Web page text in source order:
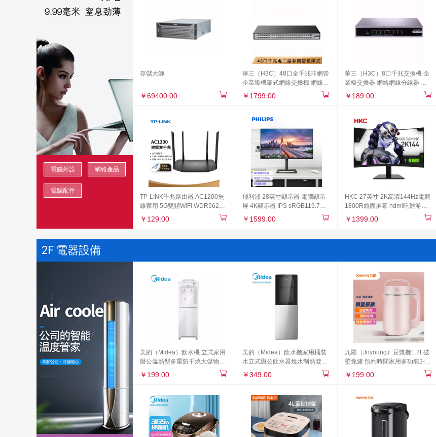
電腦外設 網絡產品
電腦配件
存儲大師
￥69400.00
華三（H3C）48口全千兆非網管
企業級機架式網絡交換機 網線分
線器 分流器 Mini S1248
￥1799.00
華三（H3C）8口千兆交換機 企
業級交換器 網絡網線分線器 分
流器 金屬機身 Mini S8G-U
￥189.00
TP-LINK千兆路由器 AC1200無
線家用 5G雙頻WiFi WDR5620
千兆 高速路由穿墻 IPv6 內配千
兆網線 光纖適用
￥129.00
飛利浦 28英寸顯示器 電腦顯示
屏 4K顯示器 IPS sRGB119.7%
10.7億色彩專業設計升降 電腦
PS5顯示器 288E2E
￥1599.00
HKC 27英寸 2K高清144Hz電競
1800R曲面屏幕 hdmi吃雞游戲
不閃屏 支持壁掛 液晶電腦顯示
器 SG27QC
￥1399.00
2F 電器設備
美的（Midea）飲水機 立式家用
辦公溫熱型多重防干燒大儲物柜
飲水器MYR718S-X【三年質
￥199.00
美的（Midea）飲水機家用桶裝
水立式辦公飲水器燒水制熱雙門
防塵 YR1002S-X
￥349.00
九陽（Joyoung）豆漿機1.2L破
壁免濾 預約時間家用多功能2-3
人食破壁榨汁機料理機DJ12A-
￥199.00